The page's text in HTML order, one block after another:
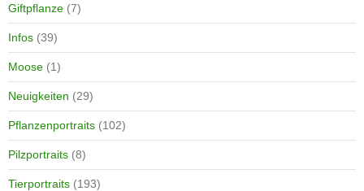
Giftpflanze (7)
Infos (39)
Moose (1)
Neuigkeiten (29)
Pflanzenportraits (102)
Pilzportraits (8)
Tierportraits (193)